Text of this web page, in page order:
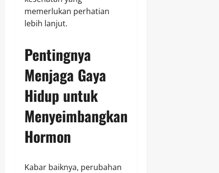
memerlukan perhatian
lebih lanjut.
Pentingnya
Menjaga Gaya
Hidup untuk
Menyeimbangkan
Hormon
Kabar baiknya, perubahan